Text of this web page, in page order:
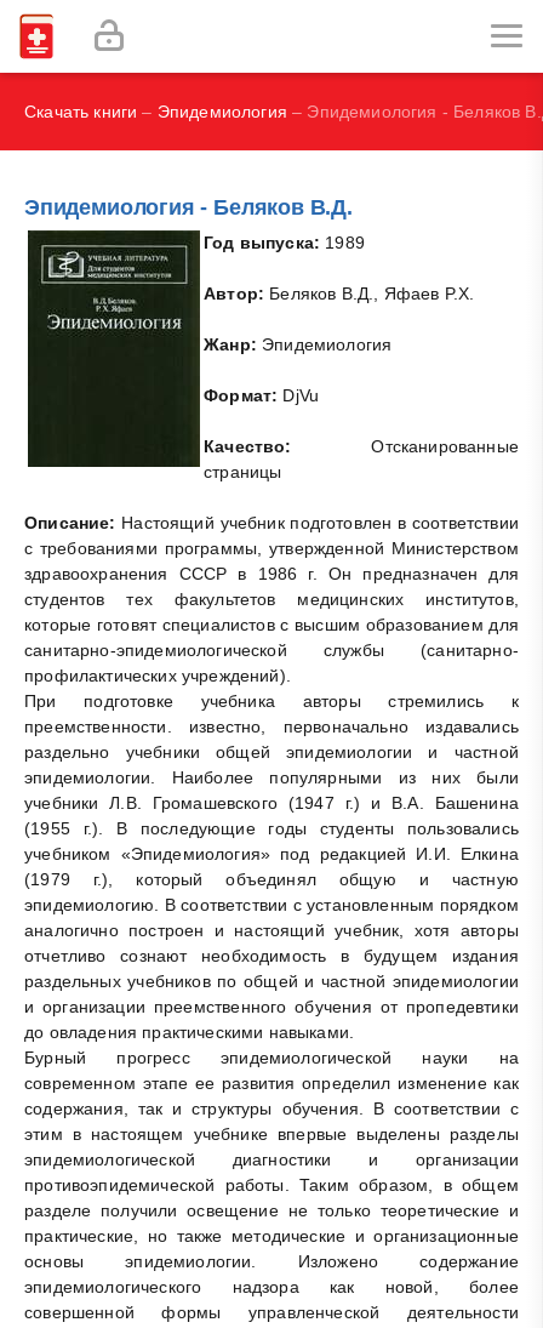
И.В., Брегель Л.В., Субботин В.М.
Фокин В. А.
Скачать книги – Эпидемиология – Эпидемиология - Беляков
Эпидемиология - Беляков В.Д.
Год выпуска: 1989
Автор: Беляков В.Д., Яфаев P.X.
Жанр: Эпидемиология
Формат: DjVu
Качество:Отсканированные
страницы
Описание: Настоящий учебник подготовлен в соответствии
с требованиями программы, утвержденной Министерством
здравоохранения СССР в 1986 г. Он предназначен для
студентов тех факультетов медицинских институтов,
которые готовят специалистов с высшим образованием для
санитарно-эпидемиологической службы (санитарно-
профилактических учреждений).
При подготовке учебника авторы стремились к
преемственности. известно, первоначально издавались
раздельно учебники общей эпидемиологии и частной
эпидемиологии. Наиболее популярными из них были
учебники Л.В. Громашевского (1947 г.) и В.А. Башенина
(1955 г.). В последующие годы студенты пользовались
учебником «Эпидемиология» под редакцией И.И. Елкина
(1979 г.), который объединял общую и частную
эпидемиологию. В соответствии с установленным порядком
аналогично построен и настоящий учебник, хотя авторы
отчетливо сознают необходимость в будущем издания
раздельных учебников по общей и частной эпидемиологии
и организации преемственного обучения от пропедевтики
до овладения практическими навыками.
Бурный прогресс эпидемиологической науки на
современном этапе ее развития определил изменение как
содержания, так и структуры обучения. В соответствии с
этим в настоящем учебнике впервые выделены разделы
эпидемиологической диагностики и организации
противоэпидемической работы. Таким образом, в общем
разделе получили освещение не только теоретические и
практические, но также методические и организационные
основы эпидемиологии. Изложено содержание
эпидемиологического надзора как новой, более
совершенной формы управленческой деятельности